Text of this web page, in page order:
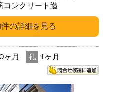
コンクリート造
0ヶ月 礼 1ヶ月